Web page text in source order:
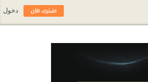
اشترك الآن دخول